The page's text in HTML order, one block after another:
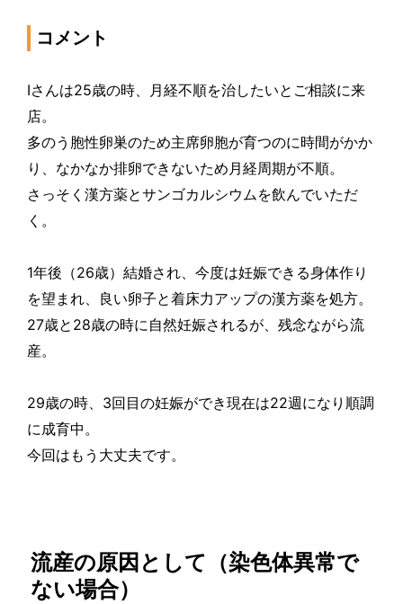
コメント
Iさんは25歳の時、月経不順を治したいとご相談に来
店。
多のう胞性卵巣のため主席卵胞が育つのに時間がかか
り、なかなか排卵できないため月経周期が不順。
さっそく漢方薬とサンゴカルシウムを飲んでいただ
く。
1年後（26歳）結婚され、今度は妊娠できる身体作り
を望まれ、良い卵子と着床力アップの漢方薬を処方。
27歳と 28歳の時に自然妊娠されるが、 残念ながら流
産。
29歳の時、 3回目の妊娠ができ現在は22週になり順調
に成育中。
今回はもう大丈夫です。
流産の原因として（染色体異常で
ない場合）